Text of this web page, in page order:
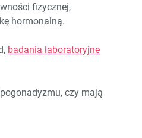
fizycznej,
hormonalną.
badania laboratoryjne
czy mają